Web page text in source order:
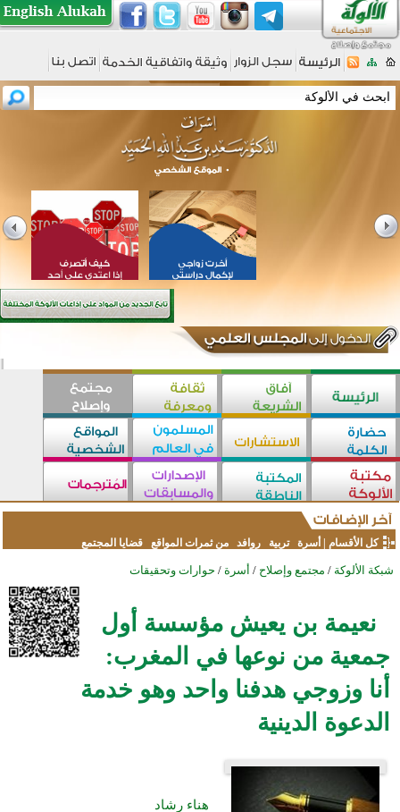
كل الأقسام أسرة تربية روافد من ثمرات المواقع قضايا المجتمع
شبكة الألوكة / مجتمع وإصلاح / أسرة / حوارات وتحقيقات
نعيمة بن يعيش مؤسسة أول
جمعية من نوعها في المغرب:
أنا وزوجي هدفنا واحد وهو خدمة
الدعوة الدينية
هناء رشاد